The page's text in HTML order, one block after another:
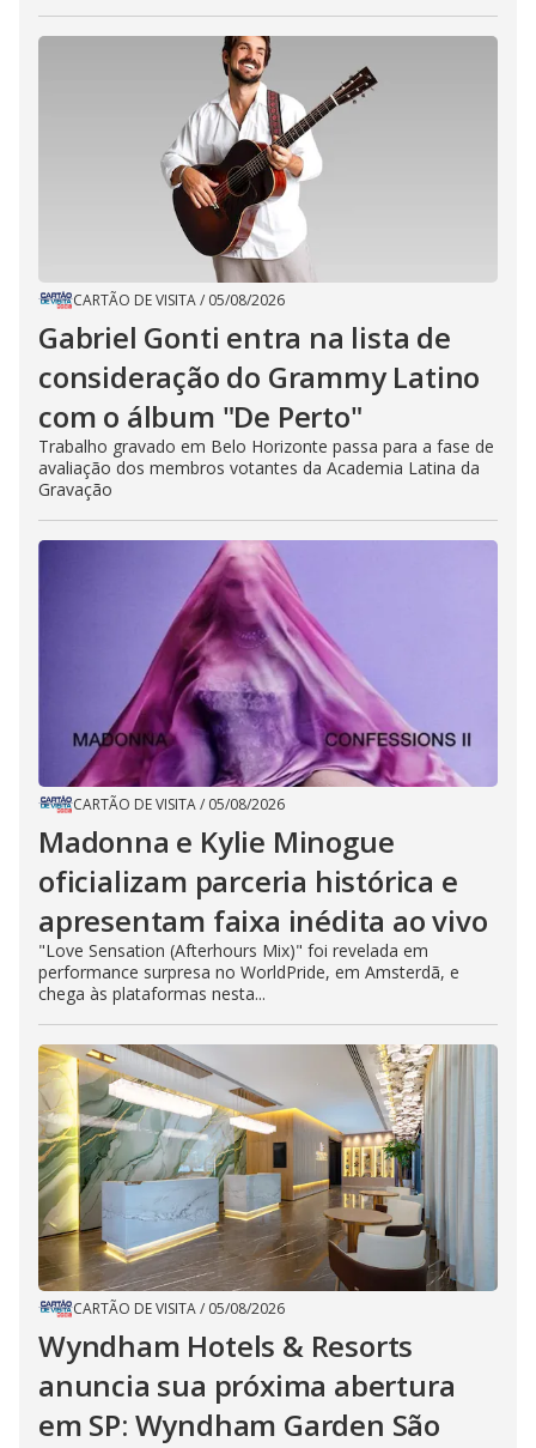
CARTÃO DE VISITA/ 05/08/2026
Gabriel Gonti entra na lista de
consideração do Grammy Latino
com o álbum "De Perto"
Trabalho gravado em Belo Horizonte passa para a fase de
avaliação dos membros votantes da Academia Latina da
Gravação
CARTÃO DE VISITA/ 05/08/2026
Madonna e Kylie Minogue
oficializam parceria histórica e
apresentam faixa inédita ao vivo
"Love Sensation (Afterhours Mix)" foi revelada em
performance surpresa no WorldPride, em Amsterdã, e
chega às plataformas nesta...
CARTÃO DE VISITA/ 05/08/2026
Wyndham Hotels & Resorts
anuncia sua próxima abertura
em SP: Wyndham Garden São